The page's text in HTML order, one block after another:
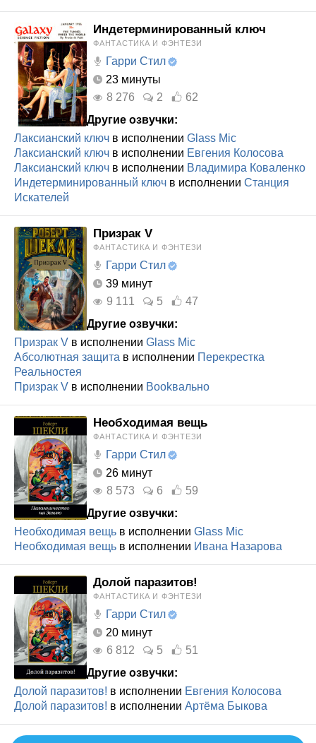
Индетерминированный ключ
ФАНТАСТИКА И ФЭНТЕЗИ
Гарри Стил
23 минуты
8 276
2
62
Другие озвучки:
Лаксианский ключ в исполнении Glass Mic
Лаксианский ключ в исполнении Евгения Колосова
Лаксианский ключ в исполнении Владимира Коваленко
Индетерминированный ключ в исполнении Станция
Искателей
Призрак V
ФАНТАСТИКА И ФЭНТЕЗИ
Гарри Стил
39 минут
9 111
5
47
Другие озвучки:
Призрак V в исполнении Glass Mic
Абсолютная защита в исполнении Перекрестка
Реальностея
Призрак V в исполнении Bookвально
Необходимая вещь
ФАНТАСТИКА И ФЭНТЕЗИ
Гарри Стил
26 минут
8 573
6
59
Другие озвучки:
Необходимая вещь в исполнении Glass Mic
Необходимая вещь в исполнении Ивана Назарова
Долой паразитов!
ФАНТАСТИКА И ФЭНТЕЗИ
Гарри Стил
20 минут
6 812
5
51
Другие озвучки:
Долой паразитов! в исполнении Евгения Колосова
Долой паразитов! в исполнении Артёма Быкова